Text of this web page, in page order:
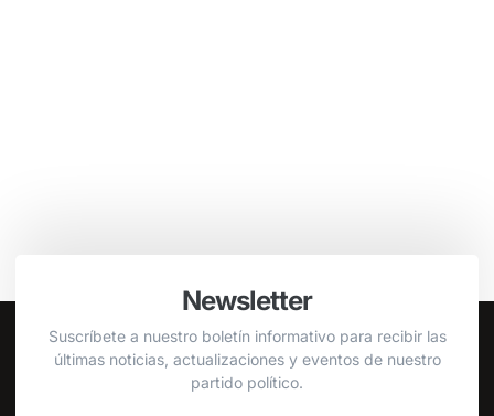
Newsletter
Suscríbete a nuestro boletín informativo para recibir las
últimas noticias, actualizaciones y eventos de nuestro
partido político.